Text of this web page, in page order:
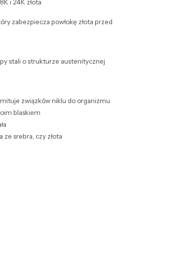
i 24K złota
zabezpiecza powłokę złota przed
stali o strukturze austenitycznej
związków niklu do organizmu
blaskiem
srebra, czy złota